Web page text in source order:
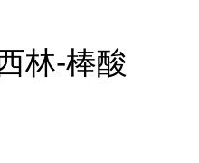
林-棒酸